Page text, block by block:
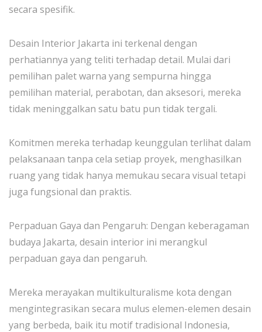
secara spesifik.
Desain Interior Jakarta ini terkenal dengan
perhatiannya yang teliti terhadap detail. Mulai dari
pemilihan palet warna yang sempurna hingga
pemilihan material, perabotan, dan aksesori, mereka
tidak meninggalkan satu batu pun tidak tergali.
Komitmen mereka terhadap keunggulan terlihat dalam
pelaksanaan tanpa cela setiap proyek, menghasilkan
ruang yang tidak hanya memukau secara visual tetapi
juga fungsional dan praktis.
Perpaduan Gaya dan Pengaruh: Dengan keberagaman
budaya Jakarta, desain interior ini merangkul
perpaduan gaya dan pengaruh.
Mereka merayakan multikulturalisme kota dengan
mengintegrasikan secara mulus elemen-elemen desain
yang berbeda, baik itu motif tradisional Indonesia,